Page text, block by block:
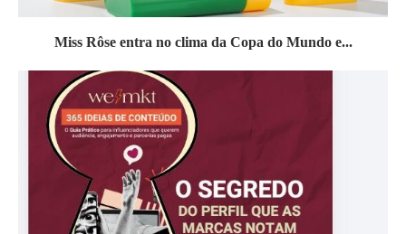
Miss Rôse entra no clima da Copa do Mundo e...